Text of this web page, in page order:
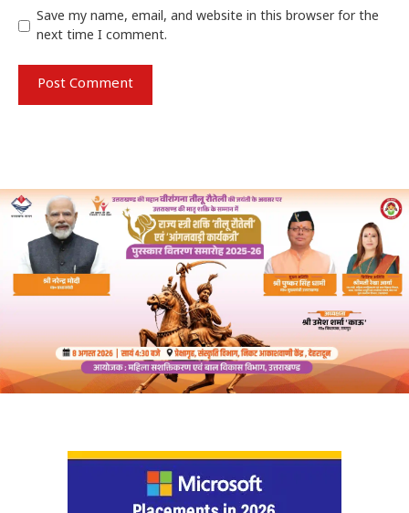
Save my name, email, and website in this browser for the
next time I comment.